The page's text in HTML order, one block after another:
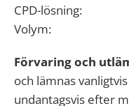
CPD-
Volym:
Förvaring och
och lämnas
undantagsvis efter